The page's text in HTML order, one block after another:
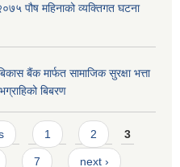
पौष महिनाको व्यक्तिगत घटना
बैंक मार्फत सामाजिक सुरक्षा भत्ता
बिबरण
1 2 3
7 next ›